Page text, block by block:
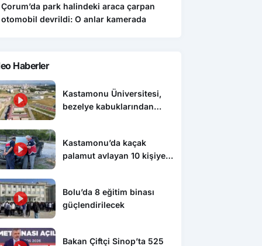
Çorum’da park halindeki araca çarpan
otomobil devrildi: O anlar kamerada
Haberler
Kastamonu Üniversitesi,
bezelye kabuklarından
Kastamonu’da kaçak
palamut avlayan 10 kişiye
Bolu’da 8 eğitim binası
güçlendirilecek
Bakan Çiftçi Sinop’ta 525